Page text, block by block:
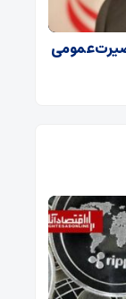
بصیرت عمومی